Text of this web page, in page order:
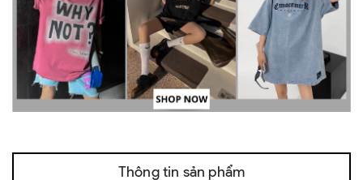
Thông tin sản phẩm